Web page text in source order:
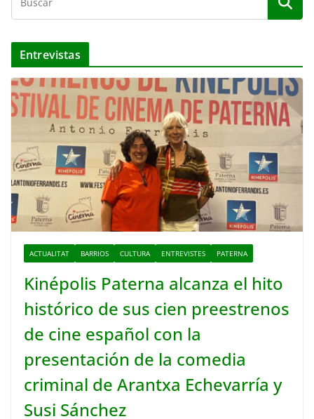
Entrevistas
ACTUALITAT BARRIOS CULTURA ENTREVISTES PATERNA
Kinépolis Paterna alcanza el hito
histórico de sus cien preestrenos
de cine español con la
presentación de la comedia
criminal de Arantxa Echevarría y
Susi Sánchez